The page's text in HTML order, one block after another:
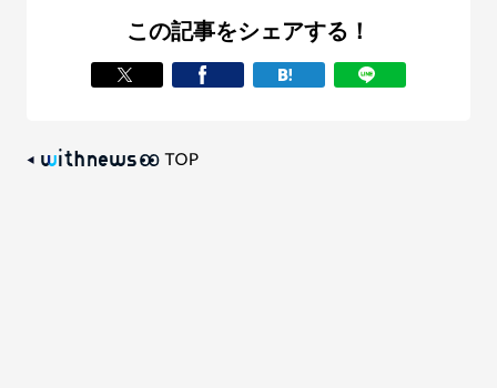
この記事をシェアする！